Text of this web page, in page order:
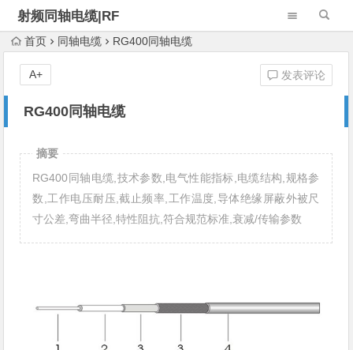
射频同轴电缆|RF
Cable Assembly
首页 同轴电缆 RG400同轴电缆
RG400同轴电缆
发表评论
A+
摘要
RG400同轴电缆,技术参数,电气性能指标,电缆结构,规格参
数,工作电压耐压,截止频率,工作温度,导体绝缘屏蔽外被尺
寸公差,弯曲半径,特性阻抗,符合规范标准,衰减/传输参数